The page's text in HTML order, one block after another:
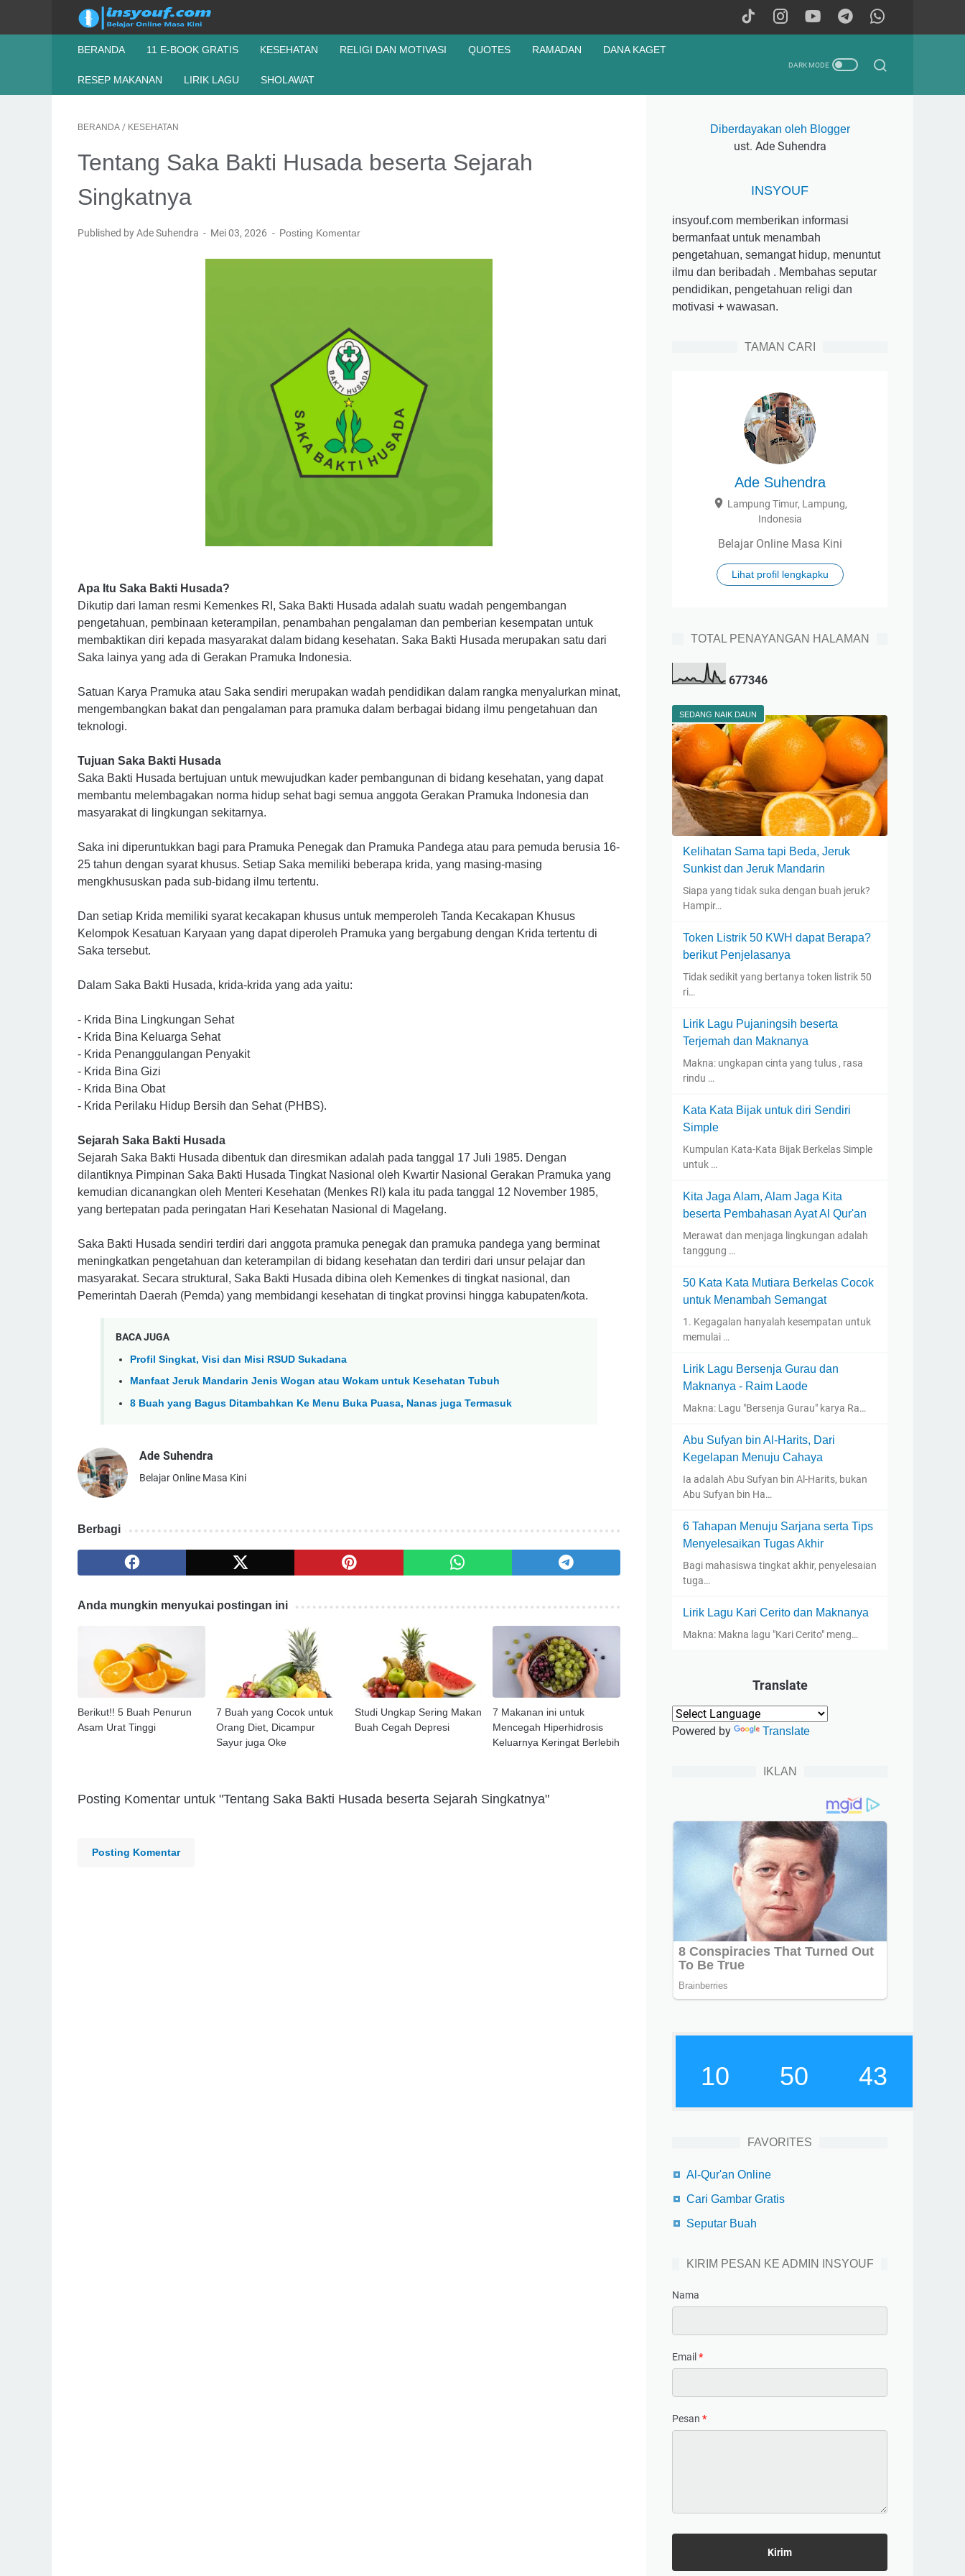
BERANDA 11 E-BOOK GRATIS KESEHATAN RELIGI DAN MOTIVASI QUOTES RAMADAN DANA KAGET
RESEP MAKANAN LIRIK LAGU SHOLAWAT
BERANDA / KESEHATAN
Tentang Saka Bakti Husada beserta Sejarah
Singkatnya
Published by Ade Suhendra Mei 03, 2026 Posting Komentar
Apa Itu Saka Bakti Husada?
Dikutip dari laman resmi Kemenkes RI, Saka Bakti Husada adalah suatu wadah pengembangan
pengetahuan, pembinaan keterampilan, penambahan pengalaman dan pemberian kesempatan untuk
membaktikan diri kepada masyarakat dalam bidang kesehatan. Saka Bakti Husada merupakan satu dari
Saka lainya yang ada di Gerakan Pramuka Indonesia.
Satuan Karya Pramuka atau Saka sendiri merupakan wadah pendidikan dalam rangka menyalurkan minat,
mengembangkan bakat dan pengalaman para pramuka dalam berbagai bidang ilmu pengetahuan dan
teknologi.
Tujuan Saka Bakti Husada
Saka Bakti Husada bertujuan untuk mewujudkan kader pembangunan di bidang kesehatan, yang dapat
membantu melembagakan norma hidup sehat bagi semua anggota Gerakan Pramuka Indonesia dan
masyarakat di lingkungan sekitarnya.
Saka ini diperuntukkan bagi para Pramuka Penegak dan Pramuka Pandega atau para pemuda berusia 16-
25 tahun dengan syarat khusus. Setiap Saka memiliki beberapa krida, yang masing-masing
mengkhususkan pada sub-bidang ilmu tertentu.
Dan setiap Krida memiliki syarat kecakapan khusus untuk memperoleh Tanda Kecakapan Khusus
Kelompok Kesatuan Karyaan yang dapat diperoleh Pramuka yang bergabung dengan Krida tertentu di
Saka tersebut.
Dalam Saka Bakti Husada, krida-krida yang ada yaitu:
- Krida Bina Lingkungan Sehat
- Krida Bina Keluarga Sehat
- Krida Penanggulangan Penyakit
- Krida Bina Gizi
- Krida Bina Obat
- Krida Perilaku Hidup Bersih dan Sehat (PHBS).
Sejarah Saka Bakti Husada
Sejarah Saka Bakti Husada dibentuk dan diresmikan adalah pada tanggal 17 Juli 1985. Dengan
dilantiknya Pimpinan Saka Bakti Husada Tingkat Nasional oleh Kwartir Nasional Gerakan Pramuka yang
kemudian dicanangkan oleh Menteri Kesehatan (Menkes RI) kala itu pada tanggal 12 November 1985,
yang bertepatan pada peringatan Hari Kesehatan Nasional di Magelang.
Saka Bakti Husada sendiri terdiri dari anggota pramuka penegak dan pramuka pandega yang berminat
meningkatkan pengetahuan dan keterampilan di bidang kesehatan dan terdiri dari unsur pelajar dan
masyarakat. Secara struktural, Saka Bakti Husada dibina oleh Kemenkes di tingkat nasional, dan
Pemerintah Daerah (Pemda) yang membidangi kesehatan di tingkat provinsi hingga kabupaten/kota.
BACA JUGA
Profil Singkat, Visi dan Misi RSUD Sukadana
Manfaat Jeruk Mandarin Jenis Wogan atau Wokam untuk Kesehatan Tubuh
8 Buah yang Bagus Ditambahkan Ke Menu Buka Puasa, Nanas juga Termasuk
Ade Suhendra
Belajar Online Masa Kini
Berbagi
Anda mungkin menyukai postingan ini
Berikut!! 5 Buah Penurun
Asam Urat Tinggi
7 Buah yang Cocok untuk
Orang Diet, Dicampur
Sayur juga Oke
Studi Ungkap Sering Makan
Buah Cegah Depresi
7 Makanan ini untuk
Mencegah Hiperhidrosis
Keluarnya Keringat Berlebih
Posting Komentar untuk "Tentang Saka Bakti Husada beserta Sejarah Singkatnya"
Posting Komentar
Diberdayakan oleh Blogger
ust. Ade Suhendra
INSYOUF
insyouf.com memberikan informasi
bermanfaat untuk menambah
pengetahuan, semangat hidup, menuntut
ilmu dan beribadah . Membahas seputar
pendidikan, pengetahuan religi dan
motivasi + wawasan.
TAMAN CARI
Ade Suhendra
Lampung Timur, Lampung,
Indonesia
Belajar Online Masa Kini
Lihat profil lengkapku
TOTAL PENAYANGAN HALAMAN
677346
SEDANG NAIK DAUN
Kelihatan Sama tapi Beda, Jeruk
Sunkist dan Jeruk Mandarin
Siapa yang tidak suka dengan buah jeruk?
Hampir…
Token Listrik 50 KWH dapat Berapa?
berikut Penjelasanya
Tidak sedikit yang bertanya token listrik 50
ri…
Lirik Lagu Pujaningsih beserta
Terjemah dan Maknanya
Makna: ungkapan cinta yang tulus , rasa
rindu …
Kata Kata Bijak untuk diri Sendiri
Simple
Kumpulan Kata-Kata Bijak Berkelas Simple
untuk …
Kita Jaga Alam, Alam Jaga Kita
beserta Pembahasan Ayat Al Qur'an
Merawat dan menjaga lingkungan adalah
tanggung …
50 Kata Kata Mutiara Berkelas Cocok
untuk Menambah Semangat
1. Kegagalan hanyalah kesempatan untuk
memulai …
Lirik Lagu Bersenja Gurau dan
Maknanya - Raim Laode
Makna: Lagu "Bersenja Gurau" karya Ra…
Abu Sufyan bin Al-Harits, Dari
Kegelapan Menuju Cahaya
Ia adalah Abu Sufyan bin Al-Harits, bukan
Abu Sufyan bin Ha…
6 Tahapan Menuju Sarjana serta Tips
Menyelesaikan Tugas Akhir
Bagi mahasiswa tingkat akhir, penyelesaian
tuga…
Lirik Lagu Kari Cerito dan Maknanya
Makna: Makna lagu "Kari Cerito" meng…
Translate
Powered by Translate
IKLAN
10 50 44
FAVORITES
Al-Qur'an Online
Cari Gambar Gratis
Seputar Buah
KIRIM PESAN KE ADMIN INSYOUF
Nama
Email *
Pesan *